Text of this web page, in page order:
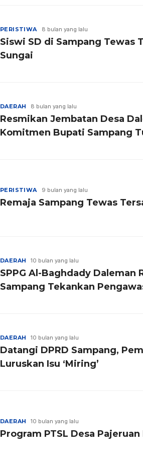
PERISTIWA 8 bulan yang lalu
Siswi SD di Sampang Tewas
Sungai
DAERAH 8 bulan yang lalu
Resmikan Jembatan Desa
Komitmen Bupati Sampang
PERISTIWA 9 bulan yang lalu
Remaja Sampang Tewas
DAERAH 10 bulan yang lalu
SPPG Al-Baghdady Daleman
Sampang Tekankan
DAERAH 10 bulan yang lalu
Datangi DPRD Sampang,
Luruskan Isu ‘Miring’
DAERAH 10 bulan yang lalu
Program PTSL Desa